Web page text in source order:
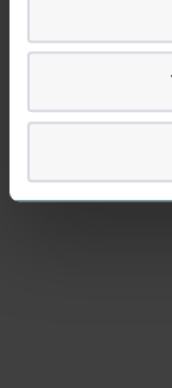
Googles
Vi tar ditt
identifiserer deg,